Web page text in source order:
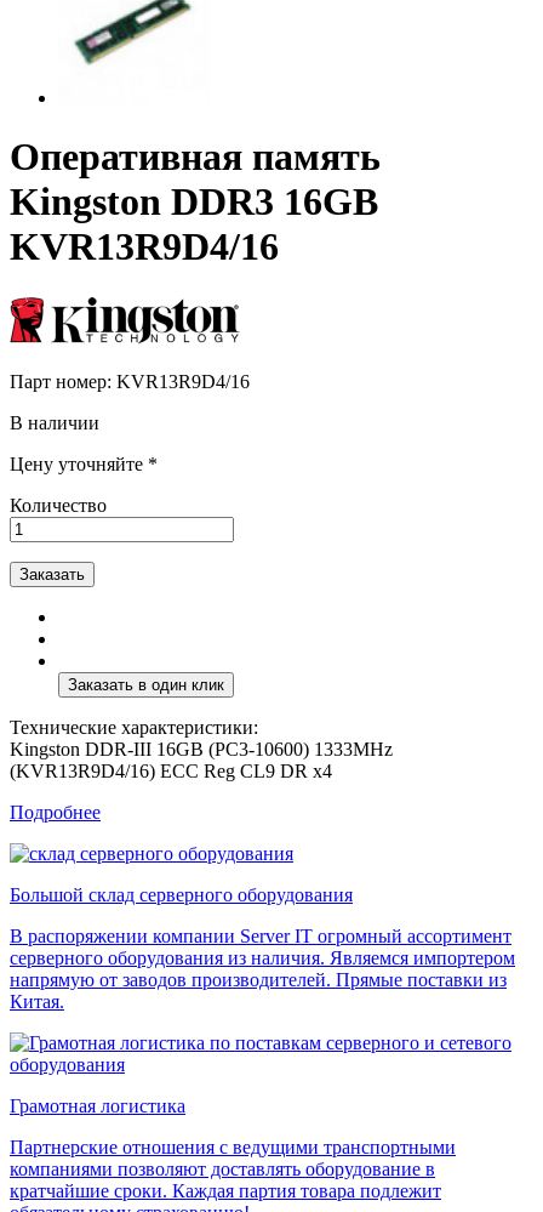
Оперативная память
Kingston DDR3 16GB
KVR13R9D4/16
Парт номер: KVR13R9D4/16
В наличии
Цену уточняйте *
Количество
Заказать
Технические характеристики:
Kingston DDR-III 16GB (PC3-10600) 1333MHz
(KVR13R9D4/16) ECC Reg CL9 DR x4
Подробнее
Большой склад серверного оборудования
В распоряжении компании Server IT огромный ассортимент
серверного оборудования из наличия. Являемся импортером
напрямую от заводов производителей. Прямые поставки из
Китая.
Грамотная логистика
Партнерские отношения с ведущими транспортными
компаниями позволяют доставлять оборудование в
кратчайшие сроки. Каждая партия товара подлежит